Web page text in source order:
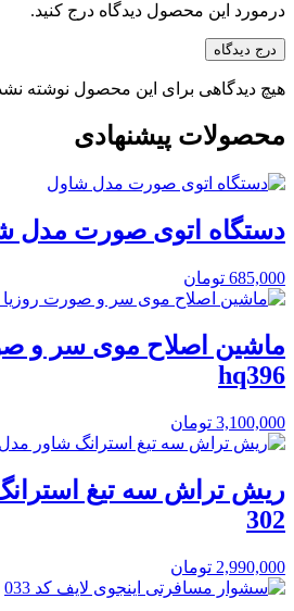
درمورد این محصول دیدگاه درج کنید.
درج دیدگاه
هیچ دیدگاهی برای این محصول نوشته
محصولات پیشنهادی
دستگاه اتوی صورت مدل
685,000 تومان
ماشین اصلاح موی سر و
hq396
3,100,000 تومان
302
2,990,000 تومان